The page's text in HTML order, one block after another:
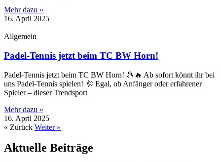
Mehr dazu »
16. April 2025
Allgemein
Padel-Tennis jetzt beim TC BW Horn!
Padel-Tennis jetzt beim TC BW Horn! 🎾🔥 Ab sofort könnt ihr bei
uns Padel-Tennis spielen! 🌞 Egal, ob Anfänger oder erfahrener
Spieler – dieser Trendsport
Mehr dazu »
16. April 2025
« Zurück Weiter »
Aktuelle Beiträge